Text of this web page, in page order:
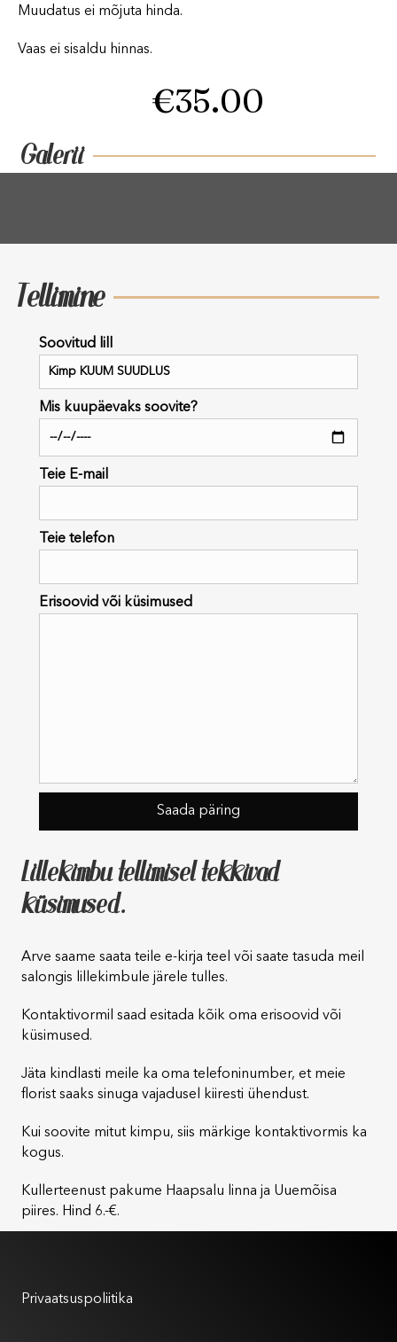
Muudatus ei mõjuta hinda.
Vaas ei sisaldu hinnas.
€35.00
Galerii
Tellimine
Soovitud lill
Mis kuupäevaks soovite?
Teie E-mail
Teie telefon
Erisoovid või küsimused
Lillekimbu tellimisel tekkivad
küsimused.
Arve saame saata teile e-kirja teel või saate tasuda meil
salongis lillekimbule järele tulles.
Kontaktivormil saad esitada kõik oma erisoovid või
küsimused.
Jäta kindlasti meile ka oma telefoninumber, et meie
florist saaks sinuga vajadusel kiiresti ühendust.
Kui soovite mitut kimpu, siis märkige kontaktivormis ka
kogus.
Kullerteenust pakume Haapsalu linna ja Uuemõisa
piires. Hind 6.-€.
Privaatsuspoliitika